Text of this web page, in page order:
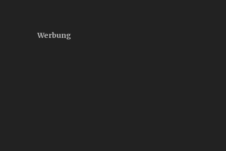
Werbung